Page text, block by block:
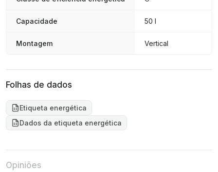
Capacidade 50 l
Montagem Vertical
Folhas de dados
Etiqueta energética
Dados da etiqueta energética
Opiniões